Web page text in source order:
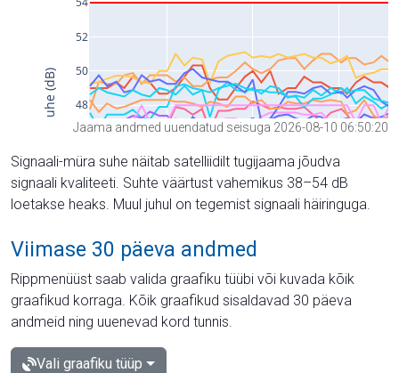
Jaama andmed uuendatud seisuga 2026-08-10 06:50:20
Signaali-müra suhe näitab satelliidilt tugijaama jõudva
signaali kvaliteeti. Suhte väärtust vahemikus 38–54 dB
loetakse heaks. Muul juhul on tegemist signaali häiringuga.
Viimase 30 päeva andmed
Rippmenüüst saab valida graafiku tüübi või kuvada kõik
graafikud korraga. Kõik graafikud sisaldavad 30 päeva
andmeid ning uuenevad kord tunnis.
Vali graafiku tüüp